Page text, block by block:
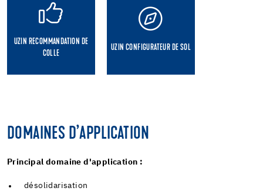
UZIN RECOMMANDATION DE
COLLE
UZIN CONFIGURATEUR DE SOL
DOMAINES D’APPLICATION
Principal domaine d'application :
désolidarisation